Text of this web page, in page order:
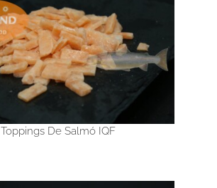
Toppings De Salmó IQF